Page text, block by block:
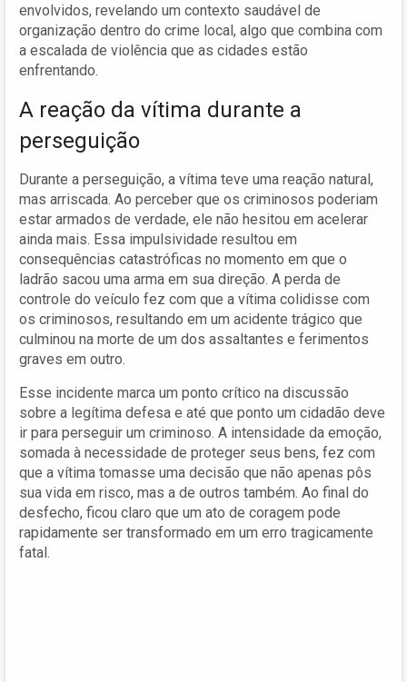
envolvidos, revelando um contexto saudável de
organização dentro do crime local, algo que combina com
a escalada de violência que as cidades estão
enfrentando.
A reação da vítima durante a
perseguição
Durante a perseguição, a vítima teve uma reação natural,
mas arriscada. Ao perceber que os criminosos poderiam
estar armados de verdade, ele não hesitou em acelerar
ainda mais. Essa impulsividade resultou em
consequências catastróficas no momento em que o
ladrão sacou uma arma em sua direção. A perda de
controle do veículo fez com que a vítima colidisse com
os criminosos, resultando em um acidente trágico que
culminou na morte de um dos assaltantes e ferimentos
graves em outro.
Esse incidente marca um ponto crítico na discussão
sobre a legítima defesa e até que ponto um cidadão deve
ir para perseguir um criminoso. A intensidade da emoção,
somada à necessidade de proteger seus bens, fez com
que a vítima tomasse uma decisão que não apenas pôs
sua vida em risco, mas a de outros também. Ao final do
desfecho, ficou claro que um ato de coragem pode
rapidamente ser transformado em um erro tragicamente
fatal.